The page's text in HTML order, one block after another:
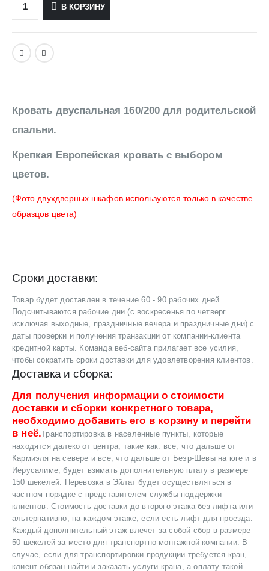
В КОРЗИНУ
Кровать двуспальная 160/200 для родительской
спальни.
Крепкая Европейская кровать с выбором
цветов.
(Фото двухдверных шкафов используются только в качестве
образцов цвета)
Сроки доставки:
Товар будет доставлен в течение 60 - 90 рабочих дней.
Подсчитываются рабочие дни (с воскресенья по четверг
исключая выходные, праздничные вечера и праздничные дни) с
даты проверки и получения транзакции от компании-клиента
кредитной карты. Команда веб-сайта прилагает все усилия,
чтобы сократить сроки доставки для удовлетворения клиентов.
Доставка и сборка:
Для получения информации о стоимости
доставки и сборки конкретного товара,
необходимо добавить его в корзину и перейти
в неё.Транспортировка в населенные пункты, которые
находятся далеко от центра, такие как: все, что дальше от
Кармиэля на севере и все, что дальше от Беэр-Шевы на юге и в
Иерусалиме, будет взимать дополнительную плату в размере
150 шекелей. Перевозка в Эйлат будет осуществляться в
частном порядке с представителем службы поддержки
клиентов. Стоимость доставки до второго этажа без лифта или
альтернативно, на каждом этаже, если есть лифт для проезда.
Каждый дополнительный этаж влечет за собой сбор в размере
50 шекелей за место для транспортно-монтажной компании. В
случае, если для транспортировки продукции требуется кран,
клиент обязан найти и заказать услуги крана, а оплату такой